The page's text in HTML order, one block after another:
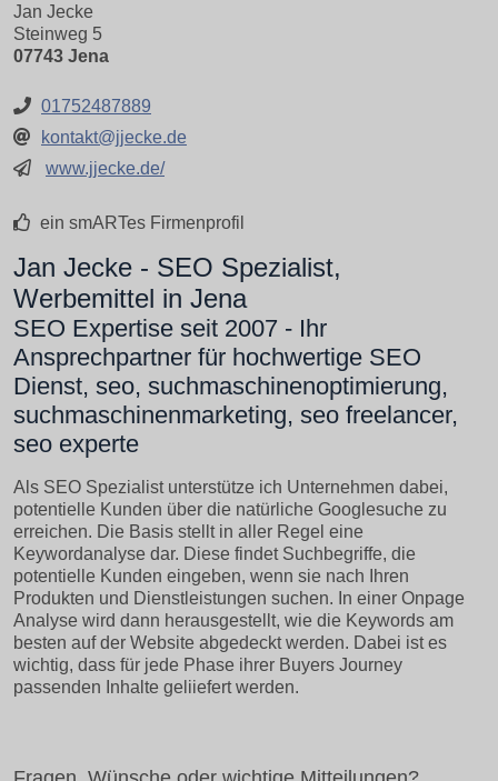
Jan Jecke
Steinweg 5
07743 Jena
01752487889
kontakt@jjecke.de
www.jjecke.de/
ein smARTes Firmenprofil
Jan Jecke - SEO Spezialist,
Werbemittel in Jena
SEO Expertise seit 2007 - Ihr
Ansprechpartner für hochwertige SEO
Dienst, seo, suchmaschinenoptimierung,
suchmaschinenmarketing, seo freelancer,
seo experte
Als SEO Spezialist unterstütze ich Unternehmen dabei,
potentielle Kunden über die natürliche Googlesuche zu
erreichen. Die Basis stellt in aller Regel eine
Keywordanalyse dar. Diese findet Suchbegriffe, die
potentielle Kunden eingeben, wenn sie nach Ihren
Produkten und Dienstleistungen suchen. In einer Onpage
Analyse wird dann herausgestellt, wie die Keywords am
besten auf der Website abgedeckt werden. Dabei ist es
wichtig, dass für jede Phase ihrer Buyers Journey
passenden Inhalte geliiefert werden.